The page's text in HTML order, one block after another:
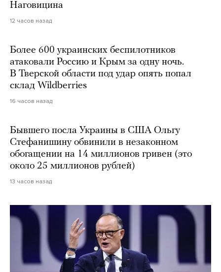
Наговицина
12 часов назад
Более 600 украинских беспилотников
атаковали Россию и Крым за одну ночь.
В Тверской области под удар опять попал
склад Wildberries
16 часов назад
Бывшего посла Украины в США Ольгу
Стефанишину обвинили в незаконном
обогащении на 14 миллионов гривен (это
около 25 миллионов рублей)
13 часов назад